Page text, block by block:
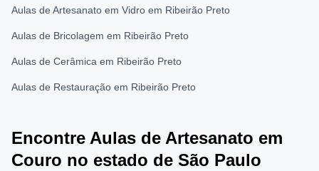
Aulas de Artesanato em Vidro em Ribeirão Preto
Aulas de Bricolagem em Ribeirão Preto
Aulas de Cerâmica em Ribeirão Preto
Aulas de Restauração em Ribeirão Preto
Encontre Aulas de Artesanato em
Couro no estado de São Paulo